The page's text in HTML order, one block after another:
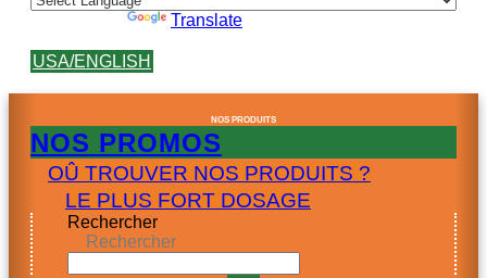
Translate
USA/ENGLISH
NOS PRODUITS
NOS PROMOS
OÛ TROUVER NOS PRODUITS ?
LE PLUS FORT DOSAGE
Rechercher
Rechercher